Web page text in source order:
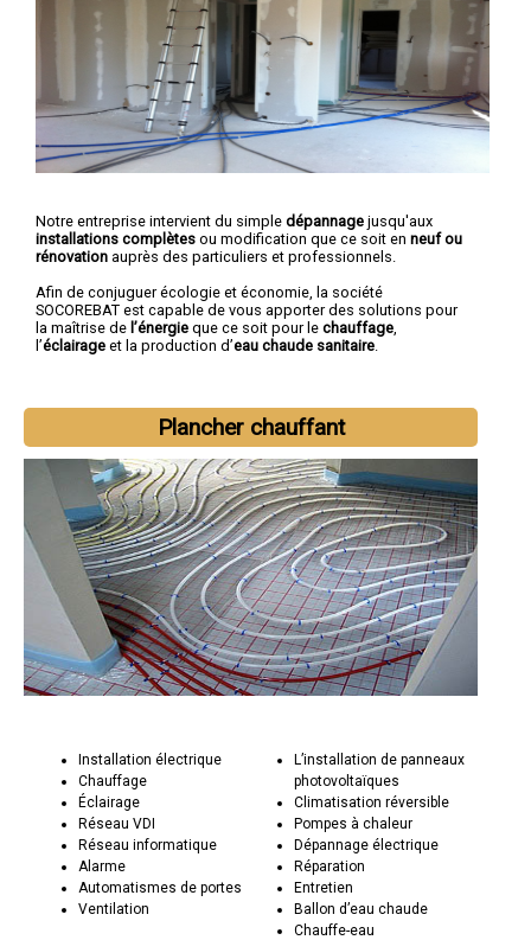
Notre entreprise intervient du simple dépannage jusqu'aux
installations complètes ou modification que ce soit en neuf ou
rénovation auprès des particuliers et professionnels.
Afin de conjuguer écologie et économie, la société
SOCOREBAT est capable de vous apporter des solutions pour
la maîtrise de l’énergie que ce soit pour le chauffage
l’éclairage et la production d’eau chaude sanitaire
Plancher chauffant
Installation électrique
Chauffage
Éclairage
Réseau VDI
Réseau informatique
Alarme
Automatismes de portes
Ventilation
L’installation de panneaux
photovoltaïques
Climatisation réversible
Pompes à chaleur
Dépannage électrique
Réparation
Entretien
Ballon d’eau chaude
Chauffe-eau